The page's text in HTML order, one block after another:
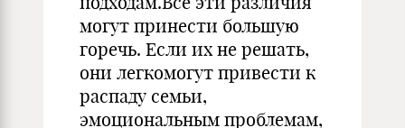
могут принести большую
горечь. Если их не решать,
они легкомогут привести к
распаду семьи,
эмоциональным проблемам,